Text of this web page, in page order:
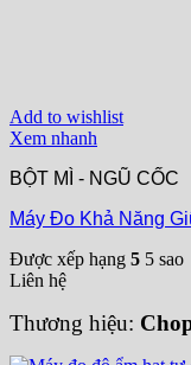
Add to wishlist
Xem nhanh
BỘT MÌ - NGŨ CỐC
Máy Đo Khả Năng
Được xếp hạng 5 5 sao
Liên hệ
Thương hiệu: